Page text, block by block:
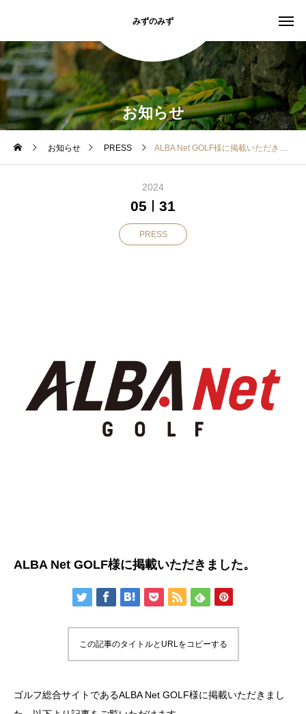
みずのみず
お知らせ
お知らせ PRESS ALBA Net GOLF様に掲載いただきました。
2024
05 31
PRESS
ALBA Net GOLF様に掲載いただきました。
この記事のタイトルとURLをコピーする
ゴルフ総合サイトであるALBA Net GOLF様に掲載いただきまし